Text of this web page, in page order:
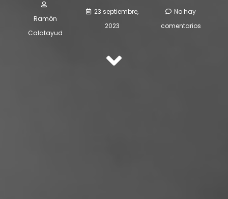
Ramón
Calatayud
23 septiembre,
2023
No hay
comentarios